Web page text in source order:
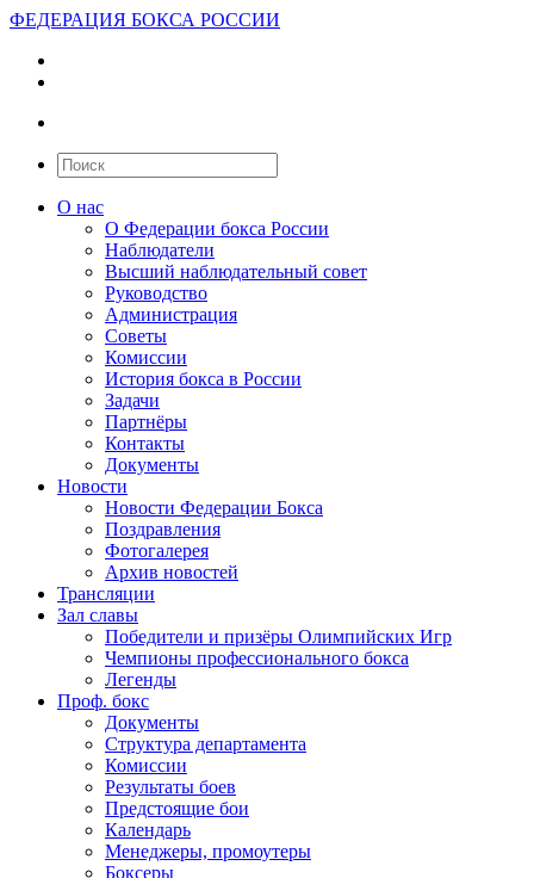
ФЕДЕРАЦИЯ БОКСА РОССИИ
О нас
О Федерации бокса России
Наблюдатели
Высший наблюдательный совет
Руководство
Администрация
Советы
Комиссии
История бокса в России
Задачи
Партнёры
Контакты
Документы
Новости
Новости Федерации Бокса
Поздравления
Фотогалерея
Архив новостей
Трансляции
Зал славы
Победители и призёры Олимпийских Игр
Чемпионы профессионального бокса
Легенды
Проф. бокс
Документы
Структура департамента
Комиссии
Результаты боев
Предстоящие бои
Календарь
Менеджеры, промоутеры
Боксеры